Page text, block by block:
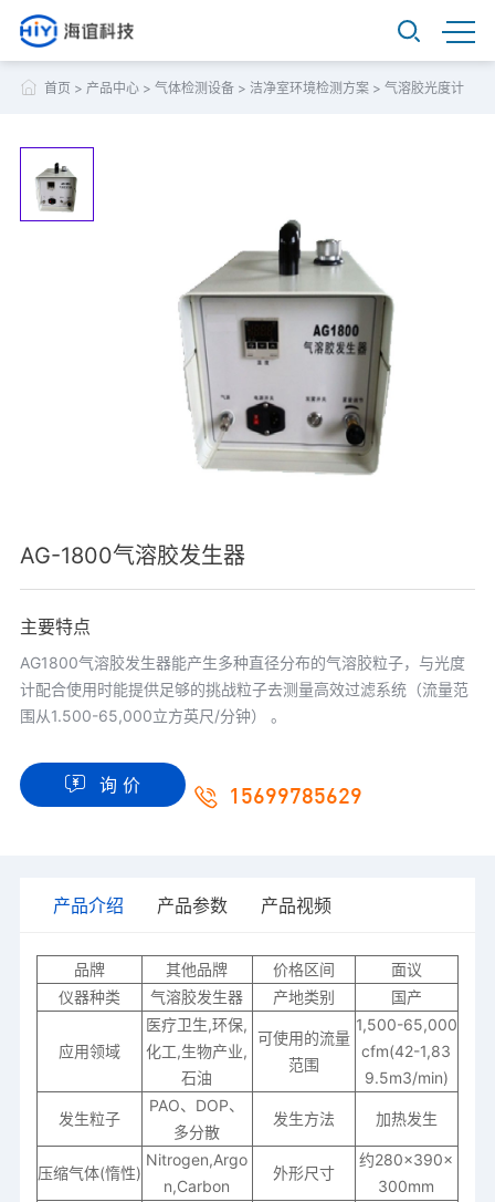
首页 > 产品中心> 气体检测设备> 洁净室环境检测方案> 气溶胶光度计
AG-1800气溶胶发生器
主要特点
AG1800气溶胶发生器能产生多种直径分布的气溶胶粒子，与光度
计配合使用时能提供足够的挑战粒子去测量高效过滤系统（流量范
围从1.500-65,000立方英尺/分钟） 。
询 价 15699785629
产品介绍 产品参数 产品视频
品牌 其他品牌 价格区间
面议
仪器种类
气溶胶发生器 产地类别 国产
应用领域
医疗卫生,环保,
化工,生物产业,
石油
可使用的流量
范围
1,500-65,000
cfm(42-1,83
9.5m3/min)
发生粒子
PAO、DOP、
多分散
发生方法 加热发生
压缩气体(惰性)
Nitrogen,Argo
n,Carbon
外形尺寸
约280×390×
300mm